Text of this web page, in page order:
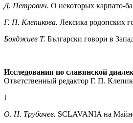
Д. Петрович. О некоторых карпато-
Г. П. Клепикова. Лексика родопских
Бояджиев Т. Български говори в
Исследования по славянской
Ответственный редактор Г. П.
I
О. Н. Трубачев. SCLAVANIA на